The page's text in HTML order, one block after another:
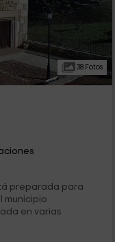
38 Fotos
preparada para
municipio
en varias